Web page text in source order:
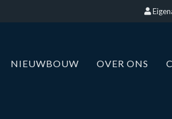
NIEUWBOUW OVER ONS